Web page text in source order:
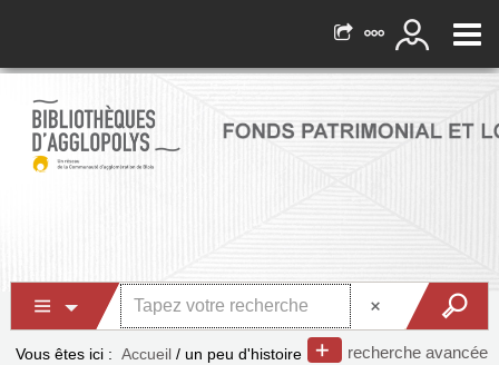
recherche avancée
Vous êtes ici : Accueil / un peu d'histoire